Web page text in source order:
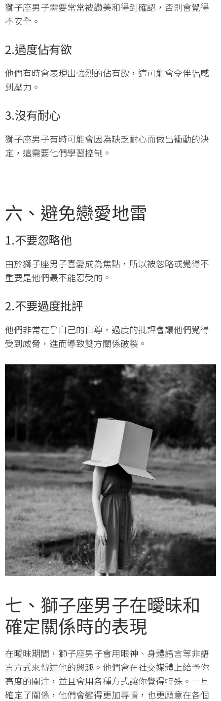
獅子座男子需要常常被讚美和得到確認，否則會覺得
不安全。
2.過度佔有欲
他們有時會表現出強烈的佔有欲，這可能會令伴侶感
到壓力。
3.沒有耐心
獅子座男子有時可能會因為缺乏耐心而做出衝動的決
定，這需要他們學習控制。
六、避免戀愛地雷
1.不要忽略他
由於獅子座男子喜愛成為焦點，所以被忽略或覺得不
重要是他們最不能忍受的。
2.不要過度批評
他們非常在乎自己的自尊，過度的批評會讓他們覺得
受到威脅，進而導致雙方關係破裂。
七、獅子座男子在曖昧和
確定關係時的表現
在曖昧期間，獅子座男子會用眼神、身體語言等非語
言方式來傳達他的興趣。他們會在社交媒體上給予你
高度的關注，並且會用各種方式讓你覺得特殊。一旦
確定了關係，他們會變得更加專情，也更願意在各個